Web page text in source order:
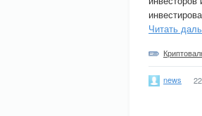
Читать
news